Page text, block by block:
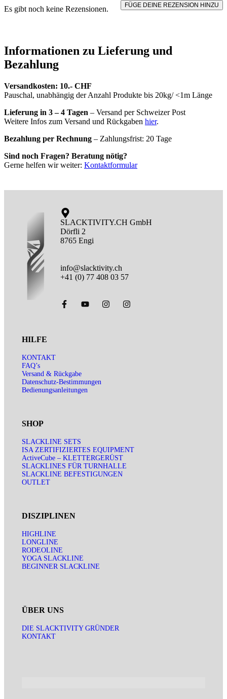
Es gibt noch keine Rezensionen. FÜGE DEINE REZENSION HINZU
Informationen zu Lieferung und
Bezahlung
Versandkosten: 10.- CHF
Pauschal, unabhängig der Anzahl Produkte bis 20kg/ <1m Länge
Lieferung in 3 – 4 Tagen – Versand per Schweizer Post
Weitere Infos zum Versand und Rückgaben hier.
Bezahlung per Rechnung – Zahlungsfrist: 20 Tage
Sind noch Fragen? Beratung nötig?
Gerne helfen wir weiter: Kontaktformular
SLACKTIVITY.CH GmbH
Dörfli 2
8765 Engi
info@slacktivity.ch
+41 (0) 77 408 03 57
HILFE
KONTAKT
FAQ’s
Versand & Rückgabe
Datenschutz-Bestimmungen
Bedienungsanleitungen
SHOP
SLACKLINE SETS
ISA ZERTIFIZIERTES EQUIPMENT
ActiveCube – KLETTERGERÜST
SLACKLINES FÜR TURNHALLE
SLACKLINE BEFESTIGUNGEN
OUTLET
DISZIPLINEN
HIGHLINE
LONGLINE
RODEOLINE
YOGA SLACKLINE
BEGINNER SLACKLINE
ÜBER UNS
DIE SLACKTIVITY GRÜNDER
KONTAKT